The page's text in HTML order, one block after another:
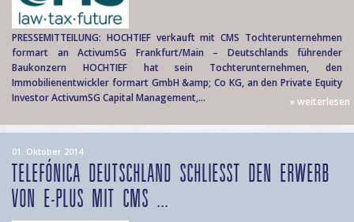
PRESSEMITTEILUNG: HOCHTIEF verkauft mit CMS Tochterunternehmen
formart an ActivumSG Frankfurt/Main – Deutschlands führender
Baukonzern HOCHTIEF hat sein Tochterunternehmen, den
Immobilienentwickler formart GmbH &amp; Co KG, an den Private Equity
Investor ActivumSG Capital Management,...
» weiterlesen
01. Oktober 2014
TELEFÓNICA DEUTSCHLAND SCHLIESST DEN ERWERB V
ON E-PLUS MIT CMS ...